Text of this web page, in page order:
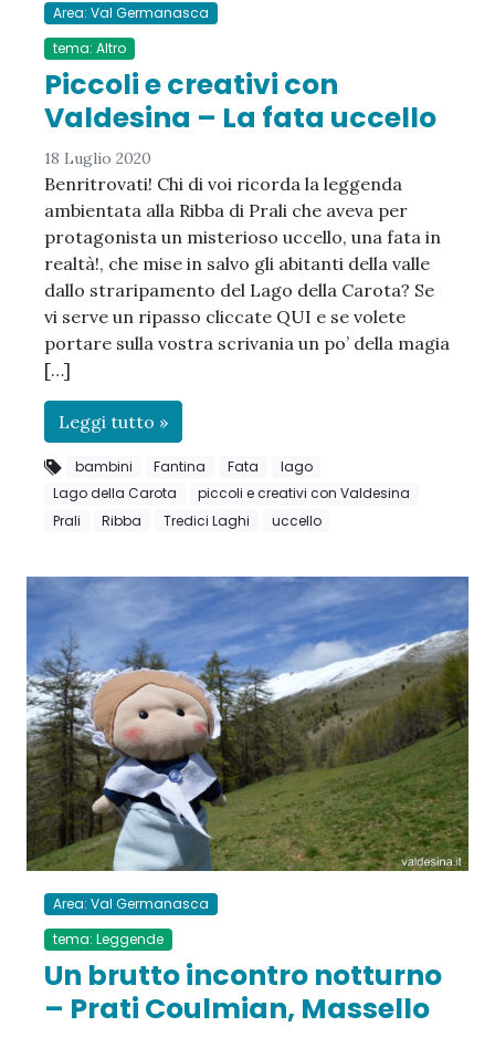
Area: Val Germanasca
tema: Altro
Piccoli e creativi con
Valdesina – La fata uccello
18 Luglio 2020
Benritrovati! Chi di voi ricorda la leggenda
ambientata alla Ribba di Prali che aveva per
protagonista un misterioso uccello, una fata in
realtà!, che mise in salvo gli abitanti della valle
dallo straripamento del Lago della Carota? Se
vi serve un ripasso cliccate QUI e se volete
portare sulla vostra scrivania un po’ della magia
[…]
Leggi tutto »
bambini Fantina Fata
lago
Lago della Carota
piccoli e creativi con Valdesina
Prali
Ribba Tredici Laghi uccello
Area: Val Germanasca
tema: Leggende
Un brutto incontro notturno
– Prati Coulmian, Massello